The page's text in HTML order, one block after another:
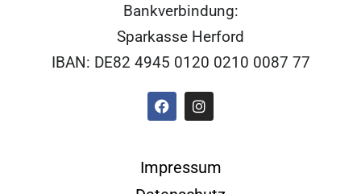
Bankverbindung:
Sparkasse Herford
IBAN: DE82 4945 0120 0210 0087 77
Impressum